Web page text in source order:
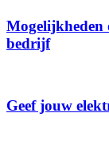
Mogelijkheden
bedrijf
Geef jouw